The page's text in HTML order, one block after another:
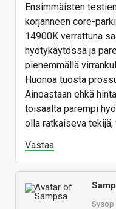
Ensimmäisten
korjanneen core-
14900K verrattuna
hyötykäytössä ja
pienemmällä
Huonoa tuosta
Ainoastaan ehkä
toisaalta parempi
olla ratkaiseva
Vastaa
Sysop